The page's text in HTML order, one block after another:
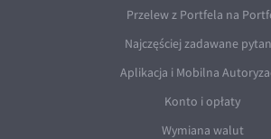
Przelew z Portfela na
Najczęściej zadawane
Aplikacja i Mobilna
Konto i opłaty
Wymiana walut